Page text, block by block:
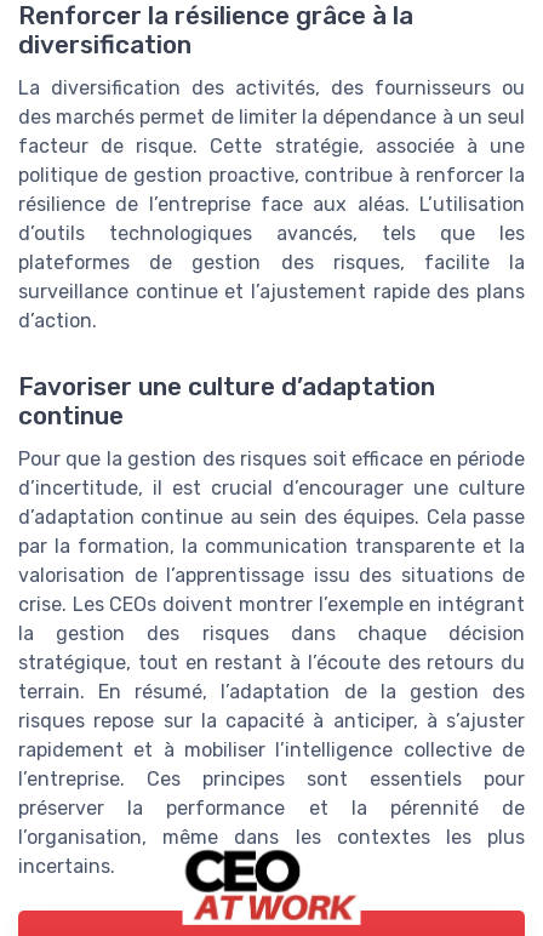
Renforcer la résilience grâce à la
diversification
La diversification des activités, des fournisseurs ou
des marchés permet de limiter la dépendance à un seul
facteur de risque. Cette stratégie, associée à une
politique de gestion proactive, contribue à renforcer la
résilience de l’entreprise face aux aléas. L’utilisation
d’outils technologiques avancés, tels que les
plateformes de gestion des risques, facilite la
surveillance continue et l’ajustement rapide des plans
d’action.
Favoriser une culture d’adaptation
continue
Pour que la gestion des risques soit efficace en période
d’incertitude, il est crucial d’encourager une culture
d’adaptation continue au sein des équipes. Cela passe
par la formation, la communication transparente et la
valorisation de l’apprentissage issu des situations de
crise. Les CEOs doivent montrer l’exemple en intégrant
la gestion des risques dans chaque décision
stratégique, tout en restant à l’écoute des retours du
terrain. En résumé, l’adaptation de la gestion des
risques repose sur la capacité à anticiper, à s’ajuster
rapidement et à mobiliser l’intelligence collective de
l’entreprise. Ces principes sont essentiels pour
préserver la performance et la pérennité de
l’organisation, même dans les contextes les plus
incertains.